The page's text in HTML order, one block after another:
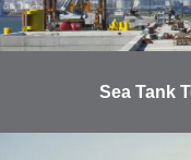
Sea Tank